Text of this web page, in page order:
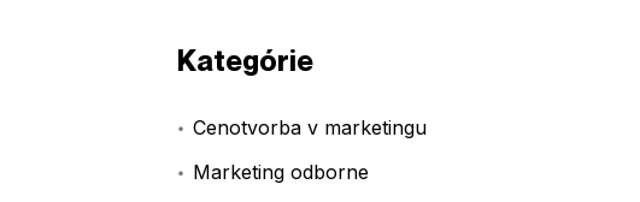
Kategórie
Cenotvorba v marketingu
Marketing odborne